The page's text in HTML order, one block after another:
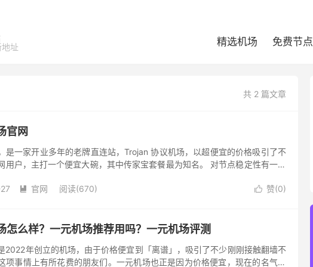
址
精选机场 免费节点
共 2 篇文章
官网
是一家开业多年的老牌直连站，Trojan 协议机场，以超便宜的价格吸引了不
用户，主打一个便宜大碗，其中传家宝套餐最为知名。 对节点稳定性有一定
 赞(0)
 官网 阅读(670)
怎么样？一元机场推荐用吗？一元机场评测
2022年创立的机场，由于价格便宜到「离谱」，吸引了不少刚刚接触翻墙不
项事情上有所花费的朋友们。一元机场也正是因为价格便宜，现在的名气不